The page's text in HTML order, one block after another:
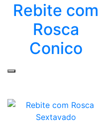
Rebite com
Rosca
Conico